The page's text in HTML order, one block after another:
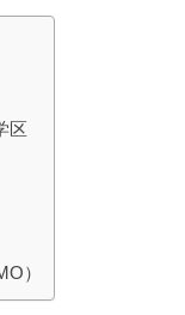
区
）